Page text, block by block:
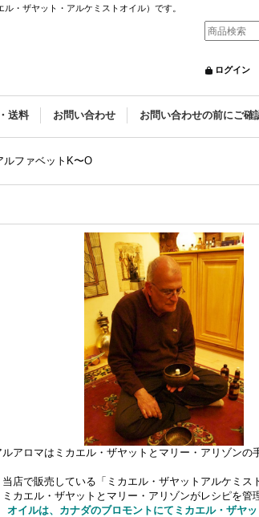
・ザヤット・アルケミストオイル）です。
ログイン
送料 お問い合わせ お問い合わせの前にご確
ルファベットK〜O
アロマはミカエル・ザヤットとマリー・アリゾンの
当店で販売している「ミカエル・ザヤットアルケミス
ミカエル・ザヤットとマリー・アリゾンがレシピを管
オイルは、カナダのブロモントにてミカエル・ザヤッ